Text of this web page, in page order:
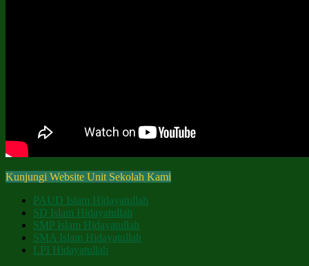
Kunjungi Website Unit Sekolah Kami
PAUD Islam Hidayatullah
SD Islam Hidayatullah
SMP Islam Hidayatullah
SMA Islam Hidayatullah
LPI Hidayatullah